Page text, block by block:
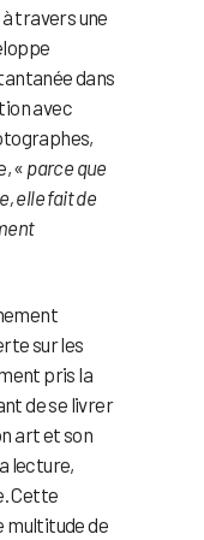
travers une
dans
avec
« parce que
elle fait de
sur les
pris la
de se livrer
art et son
lecture,
Cette
multitude de